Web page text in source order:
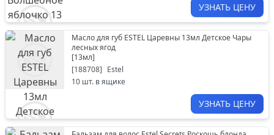
УЗНАТЬ ЦЕНУ
Масло для губ ESTEL Царевны 13мл Детское Чары
лесных ягод
[13мл]
[188708] Estel
10 шт. в ящике
УЗНАТЬ ЦЕНУ